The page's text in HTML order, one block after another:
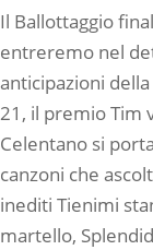
Il Ballottaggio
entreremo nel
anticipazioni
21, il premio Tim
Celentano si
canzoni che
inediti Tienimi
martello,